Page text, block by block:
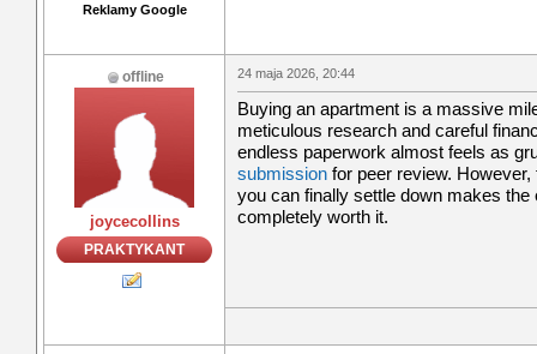
Reklamy Google
offline
joycecollins
PRAKTYKANT
24 maja 2026, 20:44
Buying an apartment is a massive
meticulous research and careful
endless paperwork almost feels as
submission for peer review.
you can finally settle down makes
completely worth it.